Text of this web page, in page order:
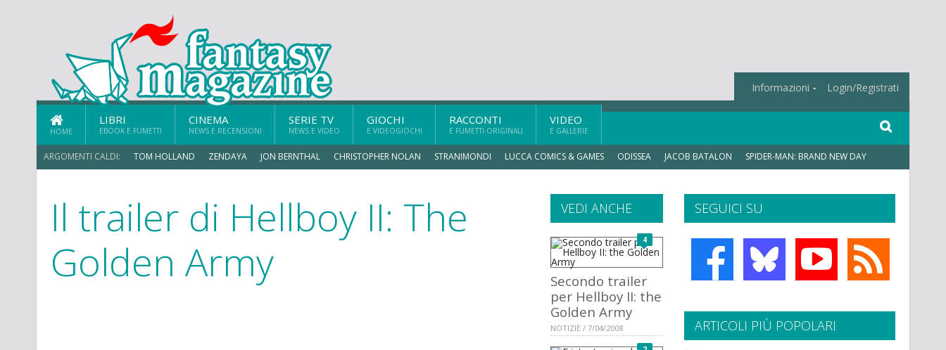
Informazioni Login/Registrati
HOME
LIBRI
EBOOK E FUMETTI
CINEMA
NEWS E RECENSIONI
SERIE TV
NEWS E VIDEO
GIOCHI
E VIDEOGIOCHI
RACCONTI
E FUMETTI ORIGINALI
VIDEO
E GALLERIE
ARGOMENTI CALDI: TOM HOLLAND ZENDAYA JON BERNTHAL CHRISTOPHER NOLAN STRANIMONDI LUCCA COMICS & GAMES ODISSEA JACOB BATALON SPIDER-MAN: BRAND NEW DAY
MICHAEL MANDO
Il trailer di Hellboy II: The
Golden Army
SEGUICI SU
VEDI ANCHE
4
Secondo trailer
per Hellboy II: the
Golden Army
NOTIZIE / 7/04/2008 ARTICOLI PIÙ POPOLARI